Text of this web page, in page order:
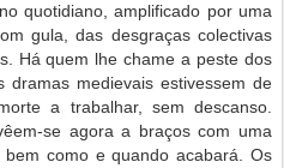
quotidiano, amplificado por uma
gula, das desgraças colectivas
Há quem lhe chame a peste dos
medievais estivessem de
a trabalhar, sem descanso.
se agora a braços com uma
como e quando acabará. Os